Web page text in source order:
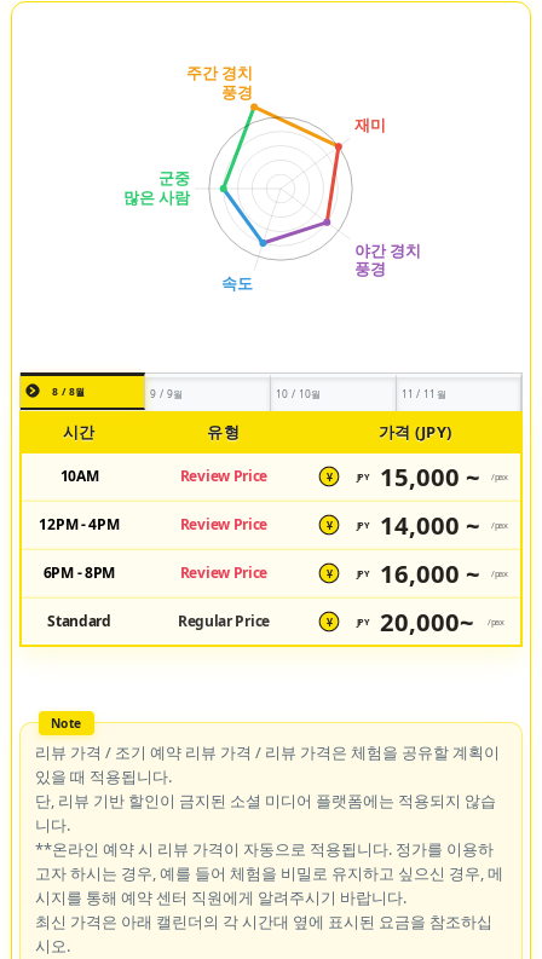
8 / 8월 9 / 9월 10 / 10월 11 / 11월
시간 유형 가격 (JPY)
10AM Review Price ¥ JPY 15,000 ~ /pax
12PM - 4PM Review Price ¥ JPY 14,000 ~ /pax
6PM - 8PM Review Price ¥ JPY 16,000 ~ /pax
Standard Regular Price ¥ JPY 20,000~ /pax
리뷰 가격 / 조기 예약 리뷰 가격 / 리뷰 가격은 체험을 공유할 계획이
있을 때 적용됩니다.
단, 리뷰 기반 할인이 금지된 소셜 미디어 플랫폼에는 적용되지 않습
니다.
**온라인 예약 시 리뷰 가격이 자동으로 적용됩니다. 정가를 이용하
고자 하시는 경우, 예를 들어 체험을 비밀로 유지하고 싶으신 경우, 메
시지를 통해 예약 센터 직원에게 알려주시기 바랍니다.
최신 가격은 아래 캘린더의 각 시간대 옆에 표시된 요금을 참조하십
시오.